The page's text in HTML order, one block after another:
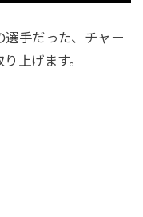
選手だった、チャー
上げます。